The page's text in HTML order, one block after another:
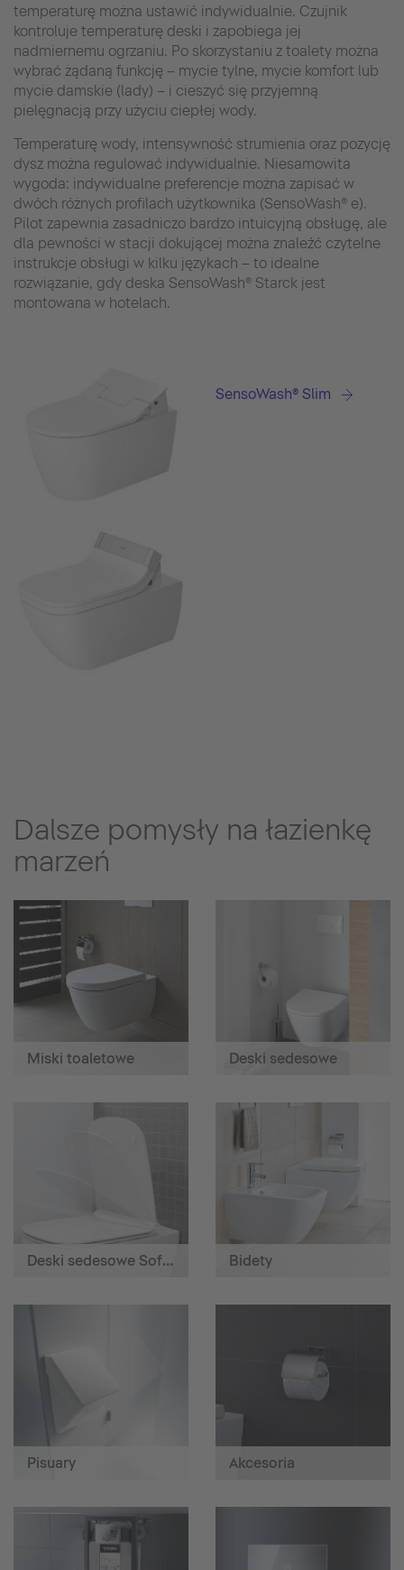
temperaturę można ustawić indywidualnie. Czujnik
kontroluje temperaturę deski i zapobiega jej
nadmiernemu ogrzaniu. Po skorzystaniu z toalety można
wybrać żądaną funkcję – mycie tylne, mycie komfort lub
mycie damskie (lady) – i cieszyć się przyjemną
pielęgnacją przy użyciu ciepłej wody.
Temperaturę wody, intensywność strumienia oraz pozycję
dysz można regulować indywidualnie. Niesamowita
wygoda: indywidualne preferencje można zapisać w
dwóch różnych profilach użytkownika (SensoWash® e).
Pilot zapewnia zasadniczo bardzo intuicyjną obsługę, ale
dla pewności w stacji dokującej można znaleźć czytelne
instrukcje obsługi w kilku językach – to idealne
rozwiązanie, gdy deska SensoWash® Starck jest
montowana w hotelach.
SensoWash® Slim
Dalsze pomysły na łazienkę
marzeń
Miski toaletowe Deski sedesowe
Deski sedesowe SoftClose Bidety
Pisuary Akcesoria